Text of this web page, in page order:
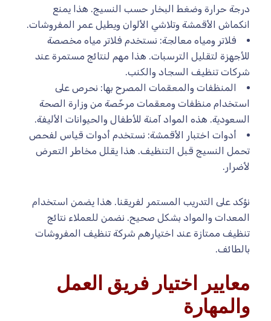
درجة حرارة وضغط البخار حسب النسيج. هذا يمنع
انكماش الأقمشة وتلاشي الألوان ويطيل عمر المفروشات.
فلاتر ومياه معالجة: نستخدم فلاتر مياه مخصصة
للأجهزة لتقليل الترسبات. هذا مهم لنتائج مستمرة عند
شركات تنظيف السجاد والكنب.
المنظفات والمعقمات المصرح بها: نحرص على
استخدام منظفات ومعقمات مرخّصة من وزارة الصحة
السعودية. هذه المواد آمنة للأطفال والحيوانات الأليفة.
أدوات اختبار الأقمشة: نستخدم أدوات قياس لفحص
تحمل النسيج قبل التنظيف. هذا يقلل مخاطر التعرض
لأضرار.
نؤكد على التدريب المستمر لفريقنا. هذا يضمن استخدام
المعدات والمواد بشكل صحيح. نضمن للعملاء نتائج
تنظيف ممتازة عند اختيارهم شركة تنظيف المفروشات
بالطائف.
معايير اختيار فريق العمل
والمهارة